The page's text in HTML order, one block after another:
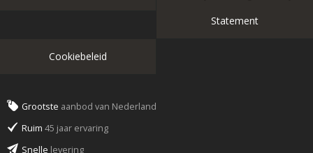
Statement
Cookiebeleid
Grootste aanbod van Nederland
Ruim 45 jaar ervaring
Snelle levering